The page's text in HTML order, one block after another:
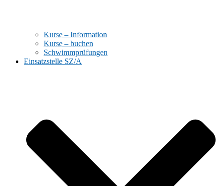
Kurse – Information
Kurse – buchen
Schwimmprüfungen
Einsatzstelle SZ/A